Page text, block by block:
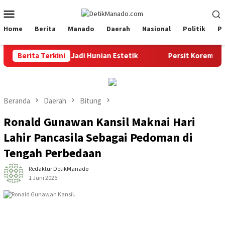
ke
kontenMobile
Home Berita Manado Daerah Nasional Politik
Berita Terkini
Warga Jadi Hunian Estetik Persit Korem 073/
Beranda Daerah Bitung
Ronald Gunawan Kansil Maknai Hari
Lahir Pancasila Sebagai Pedoman di
Tengah Perbedaan
Redaktur DetikManado
1 Juni 2026